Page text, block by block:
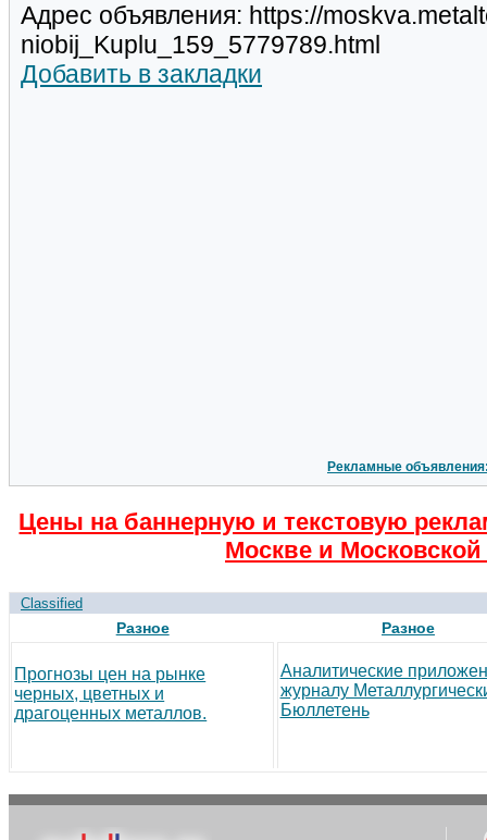
Адрес объявления: https://
niobij_Kuplu_159_5779789.html
Добавить в закладки
Рекламные
Цены на баннерную и текстовую
Москве и Московской
Classified
Разное
Прогнозы цен на рынке
черных, цветных и
драгоценных металлов.
Разное
Аналитические
журналу
Бюллетень